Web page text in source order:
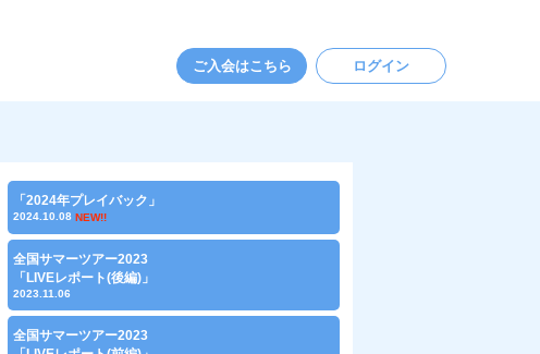
ご入会はこちら ログイン
「2024年プレイバック」
2024.10.08 NEW!!
全国サマーツアー2023
「LIVEレポート(後編)」
2023.11.06
全国サマーツアー2023